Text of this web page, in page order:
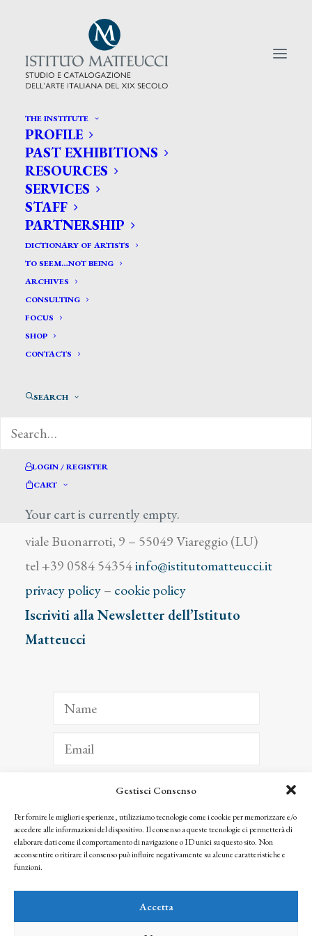
Gestisci Consenso
Per fornire le migliori esperienze, utilizziamo tecnologie come i cookie per memorizzare e/o
accedere alle informazioni del dispositivo. Il consenso a queste tecnologie ci permetterà di
elaborare dati come il comportamento di navigazione o ID unici su questo sito. Non
acconsentire o ritirare il consenso può influire negativamente su alcune caratteristiche e
funzioni.
Accetta
THE INSTITUTE
PROFILE
PAST EXHIBITIONS
RESOURCES
SERVICES
STAFF
PARTNERSHIP
DICTIONARY OF ARTISTS
TO SEEM…NOT BEING
ARCHIVES
CONSULTING
FOCUS
SHOP
CONTACTS
SEARCH
LOGIN / REGISTER
CART
Your cart is currently empty.
CERCA TRA GLI ARTISTI:
Search
for:
Duprè Jules
Istituto Matteucci
viale Buonarroti, 9 – 55049 Viareggio (LU)
tel +39 0584 54354info@istitutomatteucci.it
privacy policy– cookie policy
Iscriviti alla Newsletter dell’Istituto
Matteucci
ISCRIVITI
Facendo clic per iscriverti, riconosci che le tue informazioni saranno trattate
seguendo la nostra Privacy Policy
© 2025 Istituto Matteucci. All right reserved
l’autorizzazione scritta dei proprietari dei diritti e dell’Istituto Matteucci